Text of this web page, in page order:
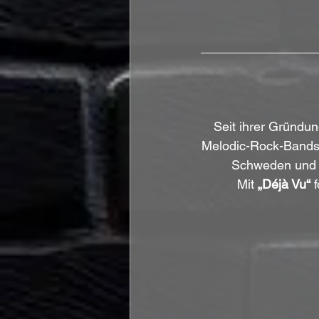
Seit ihrer
Melodic-Rock-
Schweden
Mit „Déjà Vu“